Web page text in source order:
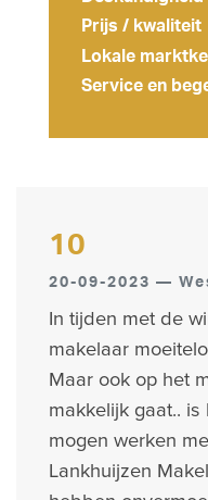
Prijs / kwaliteit
Lokale
Service en
10
20-09-2023 —
In tijden met de
makelaar
Maar ook op het
makkelijk gaat..
mogen werken
Lankhuijzen